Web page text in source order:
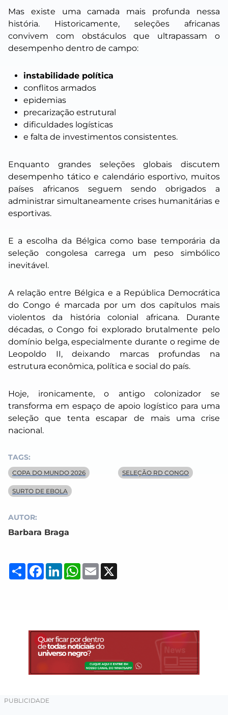
Mas existe uma camada mais profunda nessa
história. Historicamente, seleções africanas
convivem com obstáculos que ultrapassam o
desempenho dentro de campo:
instabilidade política
conflitos armados
epidemias
precarização estrutural
dificuldades logísticas
e falta de investimentos consistentes.
Enquanto grandes seleções globais discutem
desempenho tático e calendário esportivo, muitos
países africanos seguem sendo obrigados a
administrar simultaneamente crises humanitárias e
esportivas.
E a escolha da Bélgica como base temporária da
seleção congolesa carrega um peso simbólico
inevitável.
A relação entre Bélgica e a República Democrática
do Congo é marcada por um dos capítulos mais
violentos da história colonial africana. Durante
décadas, o Congo foi explorado brutalmente pelo
domínio belga, especialmente durante o regime de
Leopoldo II, deixando marcas profundas na
estrutura econômica, política e social do país.
Hoje, ironicamente, o antigo colonizador se
transforma em espaço de apoio logístico para uma
seleção que tenta escapar de mais uma crise
nacional.
TAGS:
COPA DO MUNDO 2026 SELEÇÃO RD CONGO
SURTO DE EBOLA
AUTOR:
Barbara Braga
Compartilhar
Facebook
LinkedInWhatsApp
Email